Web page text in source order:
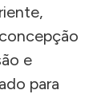
e
para